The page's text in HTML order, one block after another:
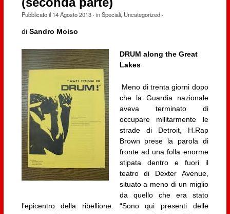
Pubblicato il 14 Agosto 2013· inSpeciali, Uncategorized·
di Sandro Moiso
DRUM along the Great
Lakes
Meno di trenta giorni dopo
che la Guardia nazionale
aveva terminato di
occupare militarmente le
strade di Detroit, H.Rap
Brown prese la parola di
fronte ad una folla enorme
stipata dentro e fuori il
teatro di Dexter Avenue,
situato a meno di un miglio
da quello che era stato
l’epicentro della ribellione. “Sono qui presenti delle